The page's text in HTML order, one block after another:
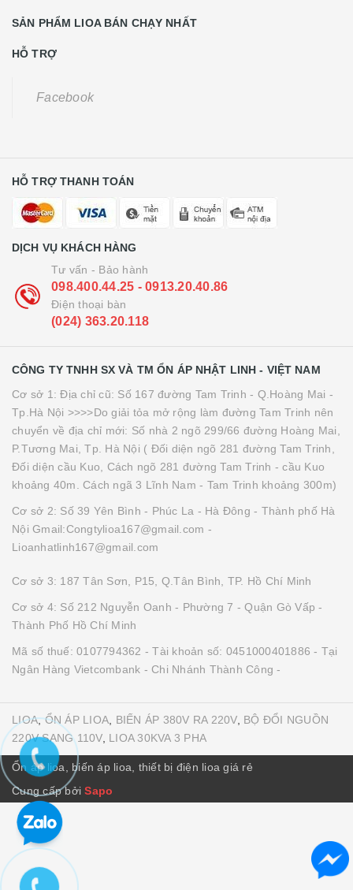
SẢN PHẨM LIOA BÁN CHẠY NHẤT
HỖ TRỢ
Facebook
HỖ TRỢ THANH TOÁN
DỊCH VỤ KHÁCH HÀNG
Tư vấn - Bảo hành
098.400.44.25 - 0913.20.40.86
Điện thoại bàn
(024) 363.20.118
CÔNG TY TNHH SX VÀ TM ỔN ÁP NHẬT LINH - VIỆT NAM
Cơ sở 1: Địa chỉ cũ: Số 167 đường Tam Trinh - Q.Hoàng Mai -
Tp.Hà Nội >>>>Do giải tỏa mở rộng làm đường Tam Trinh nên
chuyển về địa chỉ mới: Số nhà 2 ngõ 299/66 đường Hoàng Mai,
P.Tương Mai, Tp. Hà Nội ( Đối diện ngõ 281 đường Tam Trinh,
Đối diện cầu Kuo, Cách ngõ 281 đường Tam Trinh - cầu Kuo
khoảng 40m. Cách ngã 3 Lĩnh Nam - Tam Trinh khoảng 300m)
Cơ sở 2: Số 39 Yên Bình - Phúc La - Hà Đông - Thành phố Hà
Nội Gmail:Congtylioa167@gmail.com -
Lioanhatlinh167@gmail.com
Cơ sở 3: 187 Tân Sơn, P15, Q.Tân Bình, TP. Hồ Chí Minh
Cơ sở 4: Số 212 Nguyễn Oanh - Phường 7 - Quận Gò Vấp -
Thành Phố Hồ Chí Minh
Mã số thuế: 0107794362 - Tài khoản số: 0451000401886 - Tại
Ngân Hàng Vietcombank - Chi Nhánh Thành Công -
LIOA,ỔN ÁP LIOA BIẾN ÁP 380V RA 220V, BỘ ĐỔI NGUỒN
220V SANG 110V, LIOA 30KVA 3 PHA
Ổn áp lioa, biến áp lioa, thiết bị điện lioa giá rẻ
Cung cấp bởiSapo